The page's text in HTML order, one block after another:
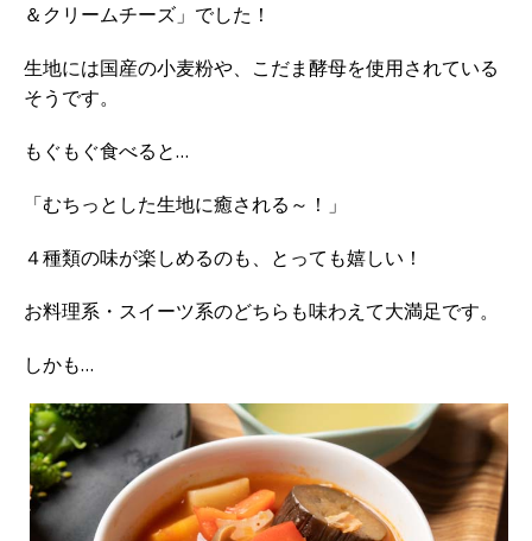
＆クリームチーズ」でした！
生地には国産の小麦粉や、こだま酵母を使用されている
そうです。
もぐもぐ食べると…
「むちっとした生地に癒される～！」
４種類の味が楽しめるのも、とっても嬉しい！
お料理系・スイーツ系のどちらも味わえて大満足です。
しかも…